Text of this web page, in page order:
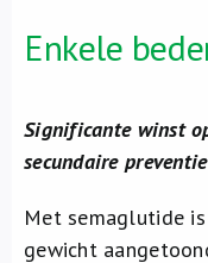
Enkele
Significante winst
secundaire
Met semaglutide
gewicht